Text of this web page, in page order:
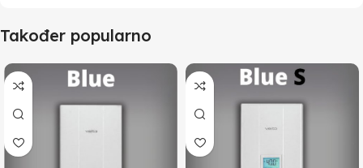
Također popularno